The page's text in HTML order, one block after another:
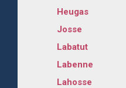
Heugas
Josse
Labatut
Labenne
Lahosse